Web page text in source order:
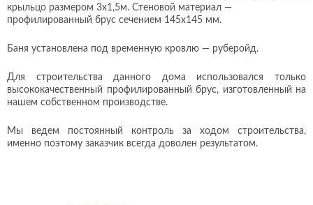
крыльцо размером 3х1,5м. Стеновой материал —
профилированный брус сечением 145х145 мм.
Баня установлена под временную кровлю — руберойд.
Для строительства данного дома использовался только
высококачественный профилированный брус, изготовленный на
нашем собственном производстве.
Мы ведем постоянный контроль за ходом строительства,
именно поэтому заказчик всегда доволен результатом.